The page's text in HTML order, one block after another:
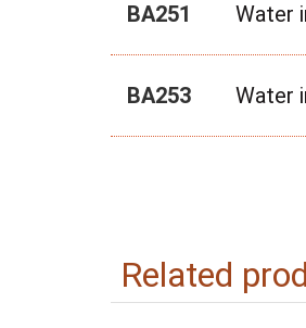
BA251 Water
BA253 Water
Related